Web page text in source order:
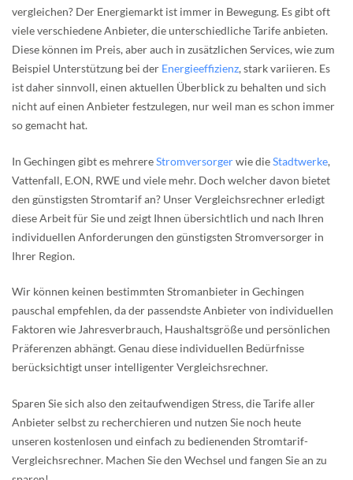
vergleichen? Der Energiemarkt ist immer in Bewegung. Es gibt oft
viele verschiedene Anbieter, die unterschiedliche Tarife anbieten.
Diese können im Preis, aber auch in zusätzlichen Services, wie zum
Beispiel Unterstützung bei der Energieeffizienz, stark variieren. Es
ist daher sinnvoll, einen aktuellen Überblick zu behalten und sich
nicht auf einen Anbieter festzulegen, nur weil man es schon immer
so gemacht hat.
In Gechingen gibt es mehrereStromversorgerwie dieStadtwerke,
Vattenfall, E.ON, RWE und viele mehr. Doch welcher davon bietet
den günstigsten Stromtarif an? Unser Vergleichsrechner erledigt
diese Arbeit für Sie und zeigt Ihnen übersichtlich und nach Ihren
individuellen Anforderungen den günstigsten Stromversorger in
Ihrer Region.
Wir können keinen bestimmten Stromanbieter in Gechingen
pauschal empfehlen, da der passendste Anbieter von individuellen
Faktoren wie Jahresverbrauch, Haushaltsgröße und persönlichen
Präferenzen abhängt. Genau diese individuellen Bedürfnisse
berücksichtigt unser intelligenter Vergleichsrechner.
Sparen Sie sich also den zeitaufwendigen Stress, die Tarife aller
Anbieter selbst zu recherchieren und nutzen Sie noch heute
unseren kostenlosen und einfach zu bedienenden Stromtarif-
Vergleichsrechner. Machen Sie den Wechsel und fangen Sie an zu